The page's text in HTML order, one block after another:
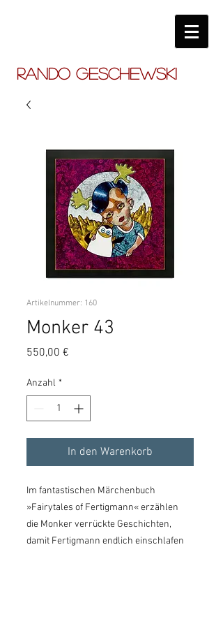
RANDO GESCHEWSKI
Artikelnummer: 160
Monker 43
550,00 €
Anzahl *
In den Warenkorb
Im fantastischen Märchenbuch
»Fairytales of Fertigmann« erzählen
die Monker verrückte Geschichten,
damit Fertigmann endlich einschlafen